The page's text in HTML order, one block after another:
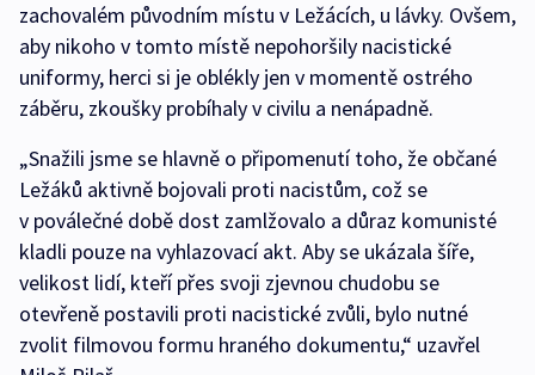
zachovalém původním místu v Ležácích, u lávky. Ovšem,
aby nikoho v tomto místě nepohoršily nacistické
uniformy, herci si je oblékly jen v momentě ostrého
záběru, zkoušky probíhaly v civilu a nenápadně.
„Snažili jsme se hlavně o připomenutí toho, že občané
Ležáků aktivně bojovali proti nacistům, což se
v poválečné době dost zamlžovalo a důraz komunisté
kladli pouze na vyhlazovací akt. Aby se ukázala šíře,
velikost lidí, kteří přes svoji zjevnou chudobu se
otevřeně postavili proti nacistické zvůli, bylo nutné
zvolit filmovou formu hraného dokumentu,“ uzavřel